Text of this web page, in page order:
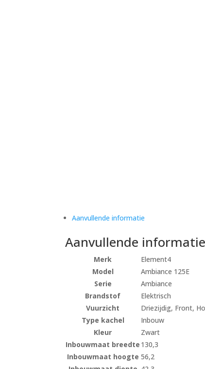
Aanvullende informatie
Aanvullende informatie
Merk
Element4
Model
Ambiance 125E
Serie
Ambiance
Brandstof
Elektrisch
Vuurzicht
Driezijdig, Front,
Type kachel
Inbouw
Kleur
Zwart
Inbouwmaat breedte 130,3
Inbouwmaat hoogte 56,2